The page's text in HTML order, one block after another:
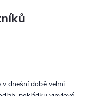
dnešní době velmi